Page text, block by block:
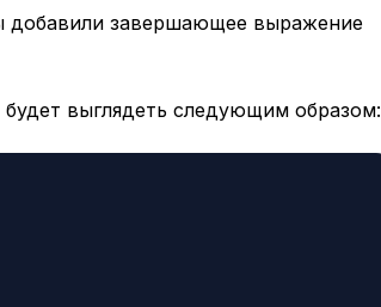
добавили завершающее выражение
выглядеть следующим образом: